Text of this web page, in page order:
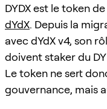
DYDX est le token
dYdX. Depuis la
avec dYdX v4, son
doivent staker du
Le token ne sert
gouvernance, mais